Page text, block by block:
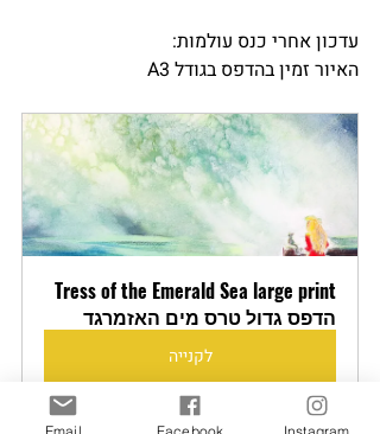
עדכון אחרי כנס עולמות:
האיור זמין בהדפס בגודל A3
הדפס גדול טרס מים האזמרגד
לקנייה
Email Facebook Instagram